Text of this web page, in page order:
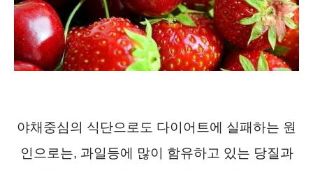
야채중심의 식단으로도 다이어트에 실패하는 원
인으로는, 과일등에 많이 함유하고 있는 당질과